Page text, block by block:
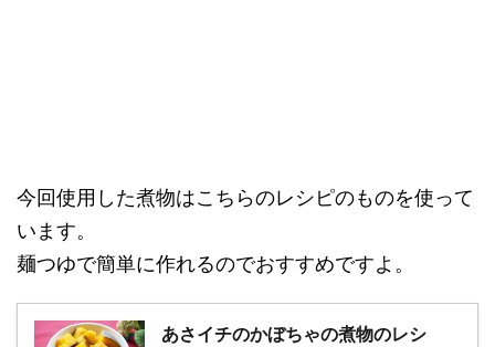
今回使用した煮物はこちらのレシピのものを使って
います。
麺つゆで簡単に作れるのでおすすめですよ。
あさイチのかぼちゃの煮物のレシ